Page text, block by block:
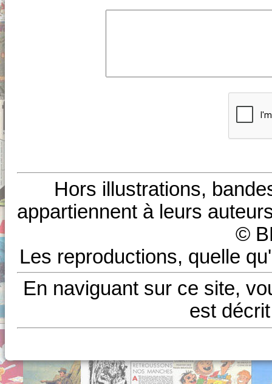
Hors illustrations,
appartiennent à leurs
©
Les reproductions, quelle
En naviguant sur ce site,
est